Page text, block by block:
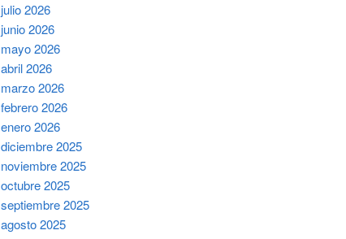
julio 2026
junio 2026
mayo 2026
abril 2026
marzo 2026
febrero 2026
enero 2026
diciembre 2025
noviembre 2025
octubre 2025
septiembre 2025
agosto 2025